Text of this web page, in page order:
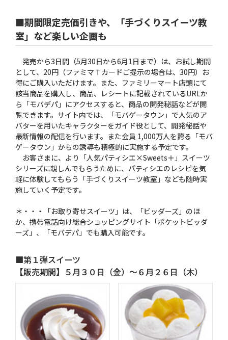
■期間限定売価引きや、「手づくりスイーツ教
室」など楽しい企画も
発売から3日間（5月30日から6月1日まで）は、お試し期間
として、20円（ファミマＴカードご提示の場合は、30円）お
得にご購入いただけます。また、ファミリーマート店頭にて
該当商品を購入し、商品、レシートに記載されているURLか
ら「モバデパ」にアクセスすると、商品の開発秘話などが閲
覧できます。サイト内では、「モバゲータウン」で人気のア
バターを用いたキャラクターをガイド役として、開発秘話や
最新情報の配信を行います。また会員 1,000万人を誇る「モバ
ゲータウン」からの誘導も積極的に実施する予定です。
お客さまに、より「人気パティシエ×Sweets＋」スイーツ
シリーズに親しんでもらうために、パティシエのレシピを気
軽に体験してもらう「手づくりスイーツ教室」なども随時実
施していく予定です。
＊・・・「お取り寄せスイーツ」は、「ビッダーズ」のほ
か、携帯電話向け総合ショッピングサイト「ポケットビッダ
ーズ」、「モバデパ」でも購入可能です。
■第１弾スイーツ
【販売期間】５月３０日（金）〜６月２６日（木）